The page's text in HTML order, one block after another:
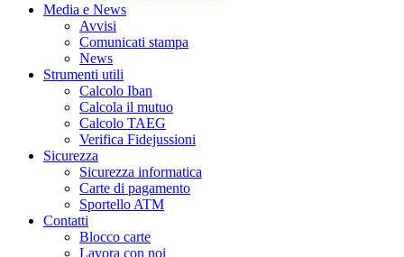
Media e News
Avvisi
Comunicati stampa
News
Strumenti utili
Calcolo Iban
Calcola il mutuo
Calcolo TAEG
Verifica Fidejussioni
Sicurezza
Sicurezza informatica
Carte di pagamento
Sportello ATM
Contatti
Blocco carte
Lavora con noi